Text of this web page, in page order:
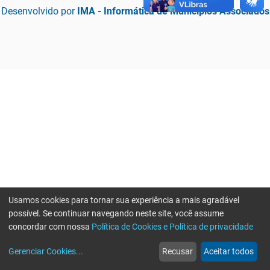
Desenvolvido por IMA - Informática de Municípios Associados
web
Notícias
more_horiz
Mais
Usamos cookies para tornar sua experiência a mais agradável
possível. Se continuar navegando neste site, você assume
concordar com nossa Política de Cookies e Política de privacidade
Gerenciar Cookies... Recusar Aceitar todos
Erro ao enviar informações, por favor tente novamente